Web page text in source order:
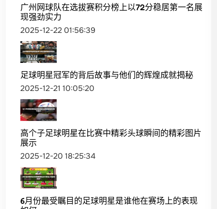
广州网球队在选拔赛积分榜上以72分稳居第一名展
现强劲实力
2025-12-22 01:56:39
足球明星冠军的背后故事与他们的辉煌成就揭秘
2025-12-21 10:05:20
高个子足球明星在比赛中精彩头球瞬间的精彩图片
展示
2025-12-20 18:25:34
6月份最受瞩目的足球明星是谁他在赛场上的表现